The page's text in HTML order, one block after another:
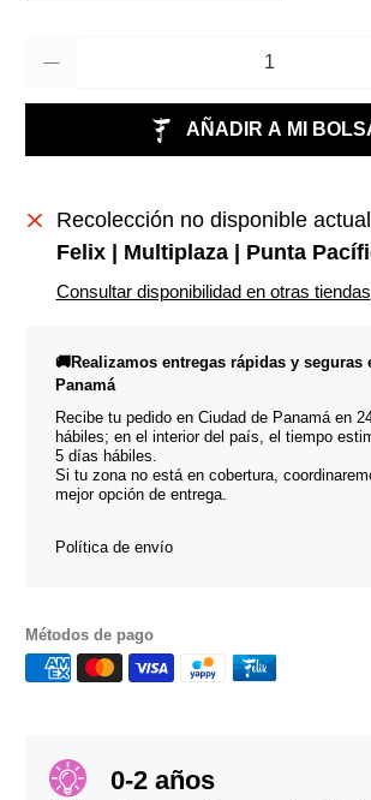
AÑADIR A MI
Recolección no disponible
Felix | Multiplaza | Punta
Consultar disponibilidad en otras tiendas
🚚Realizamos entregas rápidas y seguras
Panamá
Recibe tu pedido en Ciudad de Panamá en
hábiles; en el interior del país, el tiempo
5 días hábiles.
Si tu zona no está en cobertura,
mejor opción de entrega.
Política de envío
Métodos de pago
0-2 años